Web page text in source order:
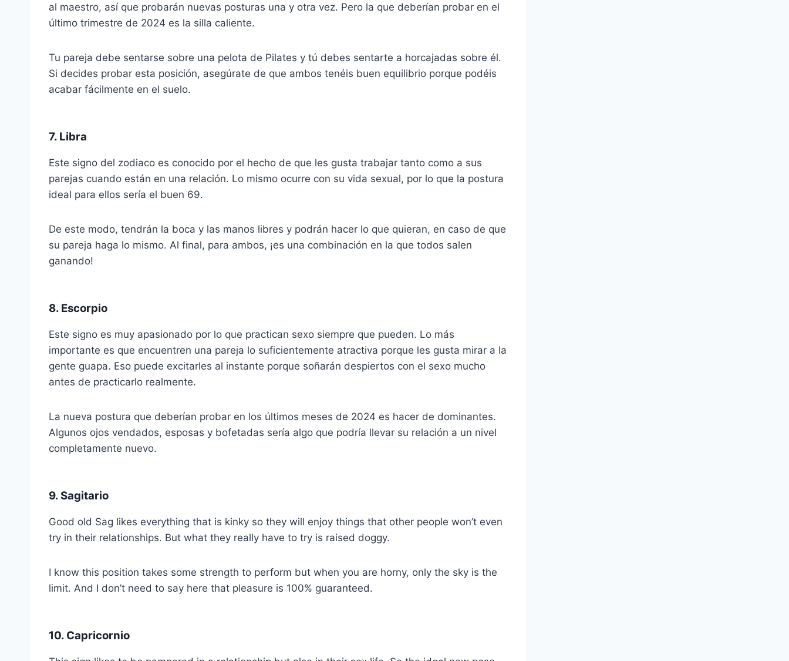
al maestro, así que probarán nuevas posturas una y otra vez. Pero la que deberían probar en el
último trimestre de 2024 es la silla caliente.
Tu pareja debe sentarse sobre una pelota de Pilates y tú debes sentarte a horcajadas sobre él.
Si decides probar esta posición, asegúrate de que ambos tenéis buen equilibrio porque podéis
acabar fácilmente en el suelo.
7. Libra
Este signo del zodiaco es conocido por el hecho de que les gusta trabajar tanto como a sus
parejas cuando están en una relación. Lo mismo ocurre con su vida sexual, por lo que la postura
ideal para ellos sería el buen 69.
De este modo, tendrán la boca y las manos libres y podrán hacer lo que quieran, en caso de que
su pareja haga lo mismo. Al final, para ambos, ¡es una combinación en la que todos salen
ganando!
8. Escorpio
Este signo es muy apasionado por lo que practican sexo siempre que pueden. Lo más
importante es que encuentren una pareja lo suficientemente atractiva porque les gusta mirar a la
gente guapa. Eso puede excitarles al instante porque soñarán despiertos con el sexo mucho
antes de practicarlo realmente.
La nueva postura que deberían probar en los últimos meses de 2024 es hacer de dominantes.
Algunos ojos vendados, esposas y bofetadas sería algo que podría llevar su relación a un nivel
completamente nuevo.
9. Sagitario
Good old Sag likes everything that is kinky so they will enjoy things that other people won’t even
try in their relationships. But what they really have to try is raised doggy.
I know this position takes some strength to perform but when you are horny, only the sky is the
limit. And I don’t need to say here that pleasure is 100% guaranteed.
10. Capricornio